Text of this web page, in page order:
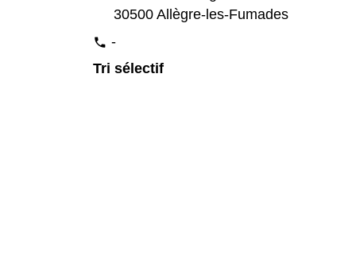
30500 Allègre-les-Fumades
phone -
Tri sélectif